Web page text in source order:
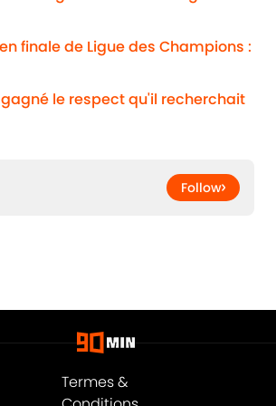
finale de Ligue des Champions :
gagné le respect qu'il recherchait
Follow
Termes &